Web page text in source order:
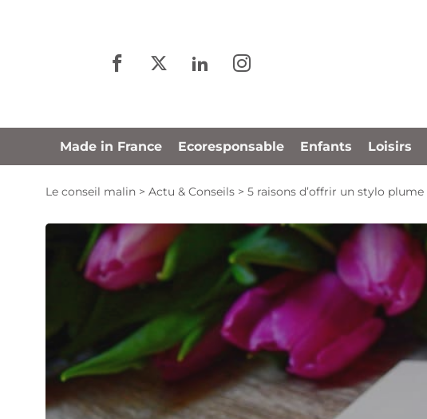
Made in France Ecoresponsable Enfants Loisirs
Le conseil malin > Actu & Conseils > 5 raisons d’offrir un stylo plume